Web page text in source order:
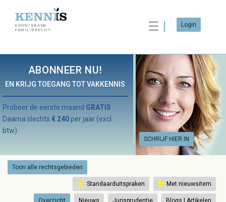
KENNISBANK
FAMILIERECHT
☰ Login
ABONNEER NU!
EN KRIJG TOEGANG TOT VAKKENNIS
SCHRIJF HIER IN
Probeer de eerste maand GRATIS
Daarna slechts € 240 per jaar (excl.
btw)
Toon alle rechtsgebieden
Standaarduitspraken Met nieuwsitem
Overzicht Nieuws Jurisprudentie Blogs | Artikelen